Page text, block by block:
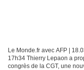
Le Monde.fr avec AFP |
17h34 Thierry Lepaon a
congrès de la CGT, une